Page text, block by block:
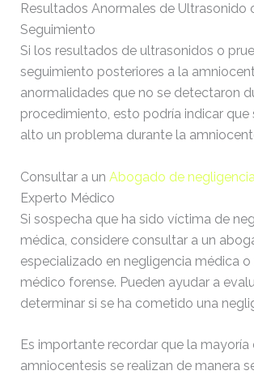
Resultados Anormales de Ultrasonido
Seguimiento
Si los resultados de ultrasonidos o
seguimiento posteriores a la
anormalidades que no se detectaron
procedimiento, esto podría indicar que
alto un problema durante la
Consultar a un Abogado de
Experto Médico
Si sospecha que ha sido víctima de
médica, considere consultar a un
especializado en negligencia médica o
médico forense. Pueden ayudar a
determinar si se ha cometido una
Es importante recordar que la mayoría
amniocentesis se realizan de manera